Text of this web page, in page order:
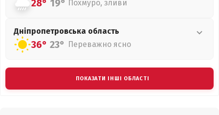
28° 19° Похмуро, зливи
Дніпропетровська область
36° 23° Переважно ясно
ПОКАЗАТИ ІНШІ ОБЛАСТІ